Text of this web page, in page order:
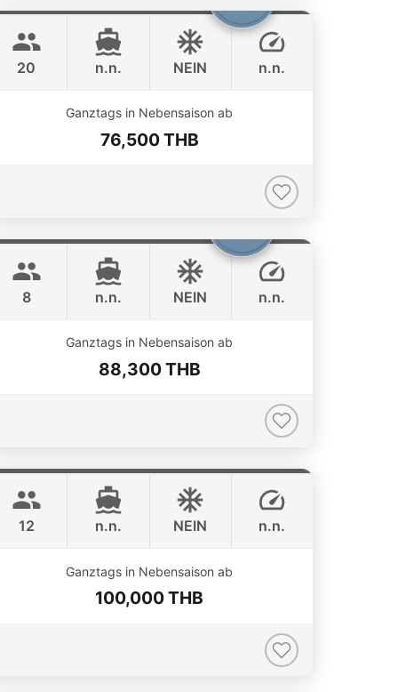
CUSTOM BUILD 50FT
ONLINE AVAILABILITY
20 n.n. NEIN n.n.
Ganztags in Nebensaison ab
76,500 THB
JEANNEAU 34FT
8 n.n. NEIN n.n.
Ganztags in Nebensaison ab
88,300 THB
AZIMUT 46FT
ONLINE AVAILABILITY
12 n.n. NEIN n.n.
Ganztags in Nebensaison ab
100,000 THB